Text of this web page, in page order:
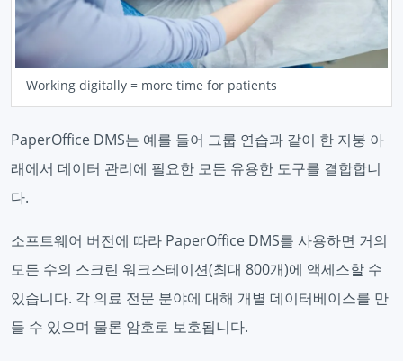
Working digitally = more time for patients
PaperOffice DMS는 예를 들어 그룹 연습과 같이 한 지붕 아
래에서 데이터 관리에 필요한 모든 유용한 도구를 결합합니
다.
소프트웨어 버전에 따라 PaperOffice DMS를 사용하면 거의
모든 수의 스크린 워크스테이션(최대 800개)에 액세스할 수
있습니다. 각 의료 전문 분야에 대해 개별 데이터베이스를 만
들 수 있으며 물론 암호로 보호됩니다.